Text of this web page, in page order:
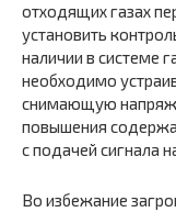
отходящих газах
установить
наличии в системе
необходимо
снимающую
повышения
с подачей сигнала
Во избежание